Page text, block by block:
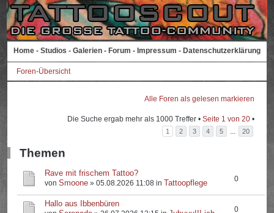
Home - Studios - Galerien - Forum - Impressum - Datenschutzerklärung
Foren-Übersicht
Alle Foren als gelesen markieren
Die Suche ergab mehr als 1000 Treffer • Seite 1 von 20•
1 2 3 4 5 ... 20
Themen
Rave mit frischem Tattoo?
vonSmoone » 05.08.2026 11:08 in Tattoopflege 0
Hallo aus Ibbenbüren
0